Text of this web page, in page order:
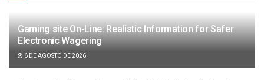
Gaming site On-Line: Realistic Information for Safer
Electronic Wagering
6 DE AGOSTO DE 2026